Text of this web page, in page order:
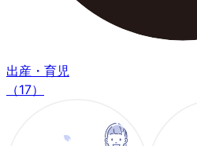
出産・育児
（17）